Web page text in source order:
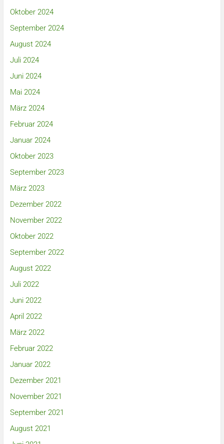
Oktober 2024
September 2024
August 2024
Juli 2024
Juni 2024
Mai 2024
März 2024
Februar 2024
Januar 2024
Oktober 2023
September 2023
März 2023
Dezember 2022
November 2022
Oktober 2022
September 2022
August 2022
Juli 2022
Juni 2022
April 2022
März 2022
Februar 2022
Januar 2022
Dezember 2021
November 2021
September 2021
August 2021